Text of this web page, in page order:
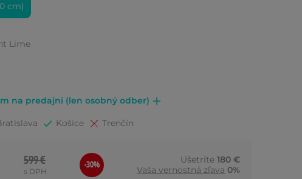
cm)
Lime
na predajni (len osobný odber)
Košice Trenčín
599 €
s DPH
-30% Ušetríte 180 €
Vaša vernostná zľava 0%